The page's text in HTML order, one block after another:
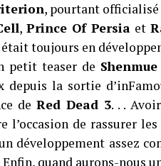
, pourtant officialisé
, Prince Of Persiaet
était toujours en
petit teaser de
depuis la sortie
de Red Dead 3. . .
l’occasion de rassurer
développement assez
Enfin, quand aurons-nous